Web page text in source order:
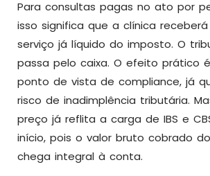
Para consultas pagas no ato por
isso significa que a clínica
serviço já líquido do imposto. O
passa pelo caixa. O efeito prático
ponto de vista de compliance, já
risco de inadimplência tributária.
preço já reflita a carga de IBS e
início, pois o valor bruto cobrado
chega integral à conta.